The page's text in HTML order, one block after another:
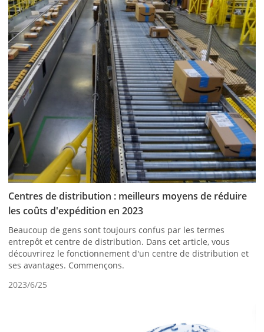
Centres de distribution : meilleurs moyens de réduire
les coûts d'expédition en 2023
Beaucoup de gens sont toujours confus par les termes
entrepôt et centre de distribution. Dans cet article, vous
découvrirez le fonctionnement d'un centre de distribution et
ses avantages. Commençons.
2023/6/25